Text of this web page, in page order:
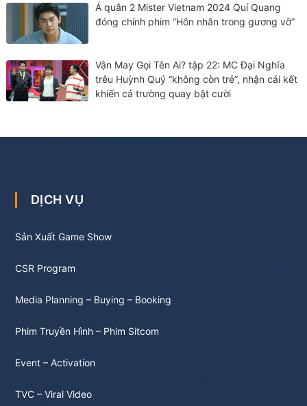
Á quân 2 Mister Vietnam 2024 Quí Quang
đóng chính phim “Hôn nhân trong gương vỡ”
Vận May Gọi Tên Ai? tập 22: MC Đại Nghĩa
trêu Huỳnh Quý “không còn trẻ”, nhận cái kết
khiến cả trường quay bật cười
DỊCH VỤ
Sản Xuất Game Show
CSR Program
Media Planning – Buying – Booking
Phim Truyền Hình – Phim Sitcom
Event – Activation
TVC – Viral Video